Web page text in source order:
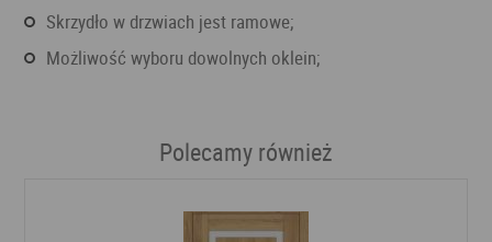
Skrzydło w drzwiach jest ramowe;
Możliwość wyboru dowolnych oklein;
Polecamy również